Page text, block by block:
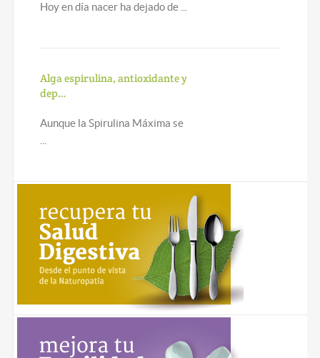
Hoy en día nacer ha dejado de ...
Alga espirulina, antioxidante y
dep…
Aunque la Spirulina Máxima se
...